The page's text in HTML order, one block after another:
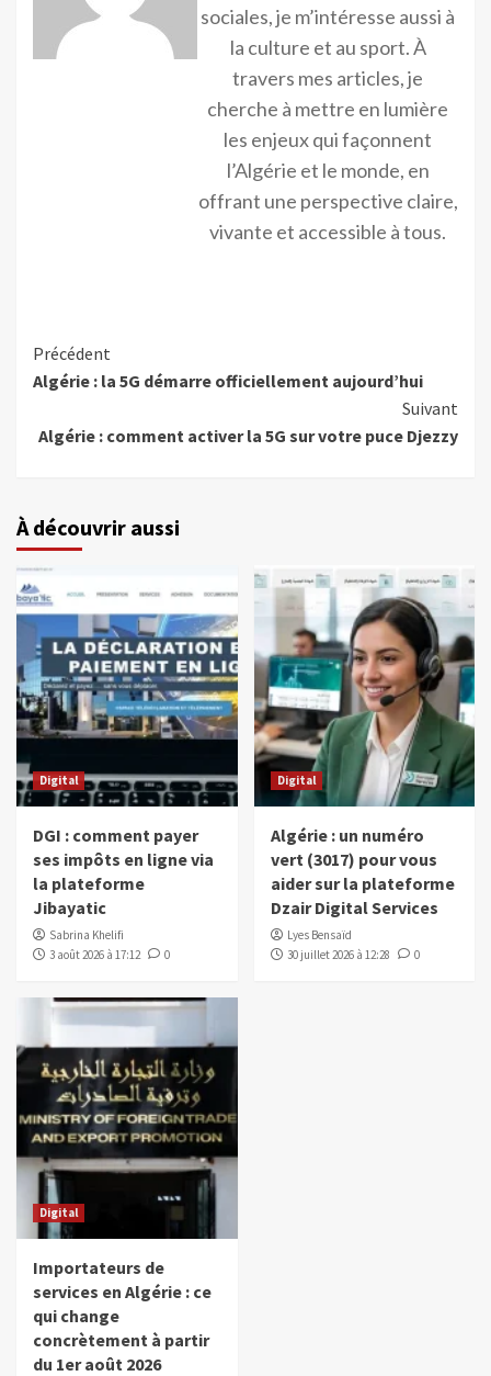
sociales, je m’intéresse aussi à
la culture et au sport. À
travers mes articles, je
cherche à mettre en lumière
les enjeux qui façonnent
l’Algérie et le monde, en
offrant une perspective claire,
vivante et accessible à tous.
Précédent
Algérie : la 5G démarre officiellement aujourd’hui
Suivant
Algérie : comment activer la 5G sur votre puce Djezzy
À découvrir aussi
Digital
DGI : comment payer
ses impôts en ligne via
la plateforme
Jibayatic
Sabrina Khelifi
3 août 2026 à 17:12
0
Digital
Algérie : un numéro
vert (3017) pour vous
aider sur la plateforme
Dzair Digital Services
Lyes Bensaïd
30 juillet 2026 à 12:28
0
Digital
Importateurs de
services en Algérie : ce
qui change
concrètement à partir
du 1er août 2026